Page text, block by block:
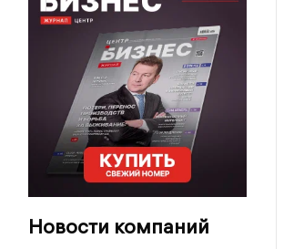
Новости компаний